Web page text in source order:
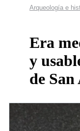
Arqueología e
Era
y
de